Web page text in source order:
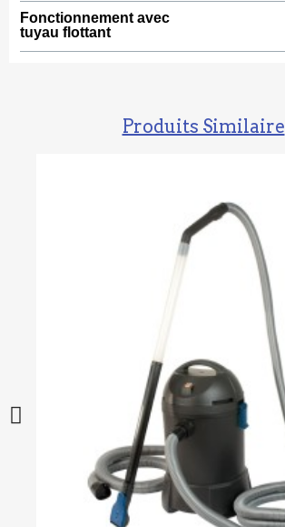
Fonctionnement avec
tuyau flottant
Produits Similaire